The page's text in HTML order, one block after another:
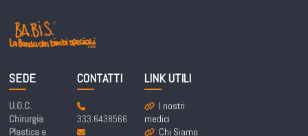
SEDE
U.O.C.
Chirurgia
Plastica e
CONTATTI
333.6438566
LINK UTILI
I nostri
medici
Chi Siamo